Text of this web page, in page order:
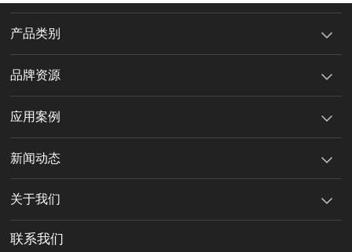
产品类别
品牌资源
应用案例
新闻动态
关于我们
联系我们